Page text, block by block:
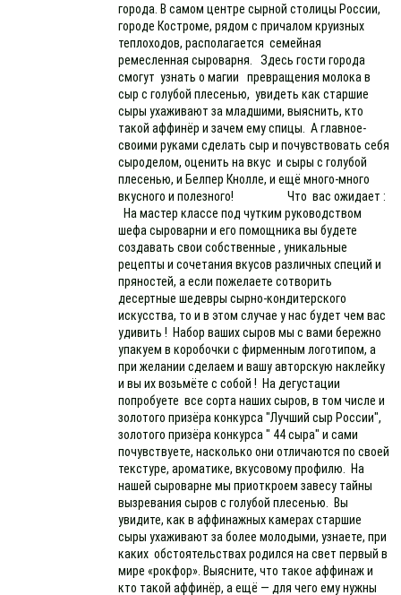
города. В самом центре сырной столицы России,
городе Костроме, рядом с причалом круизных
теплоходов, располагается семейная
ремесленная сыроварня. Здесь гости города
смогут узнать о магии превращения молока в
сыр с голубой плесенью, увидеть как старшие
сыры ухаживают за младшими, выяснить, кто
такой аффинёр и зачем ему спицы. А главное-
своими руками сделать сыр и почувствовать себя
сыроделом, оценить на вкус и сыры с голубой
плесенью, и Белпер Кнолле, и ещё много-много
вкусного и полезного! Что вас ожидает :
На мастер классе под чутким руководством
шефа сыроварни и его помощника вы будете
создавать свои собственные , уникальные
рецепты и сочетания вкусов различных специй и
пряностей, а если пожелаете сотворить
десертные шедевры сырно-кондитерского
искусства, то и в этом случае у нас будет чем вас
удивить ! Набор ваших сыров мы с вами бережно
упакуем в коробочки с фирменным логотипом, а
при желании сделаем и вашу авторскую наклейку
и вы их возьмёте с собой ! На дегустации
попробуете все сорта наших сыров, в том числе и
золотого призёра конкурса "Лучший сыр России",
золотого призёра конкурса " 44 сыра" и сами
почувствуете, насколько они отличаются по своей
текстуре, ароматике, вкусовому профилю. На
нашей сыроварне мы приоткроем завесу тайны
вызревания сыров с голубой плесенью. Вы
увидите, как в аффинажных камерах старшие
сыры ухаживают за более молодыми, узнаете, при
каких обстоятельствах родился на свет первый в
мире «рокфор». Выясните, что такое аффинаж и
кто такой аффинёр, а ещё — для чего ему нужны